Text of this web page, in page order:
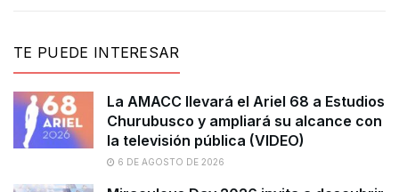
TE PUEDE INTERESAR
La AMACC llevará el Ariel 68 a Estudios
Churubusco y ampliará su alcance con
la televisión pública (VIDEO)
6 DE AGOSTO DE 2026